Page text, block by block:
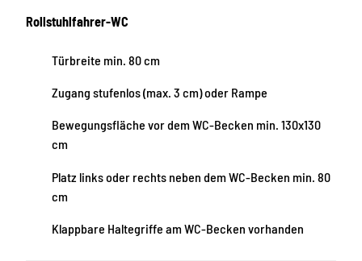
Rollstuhlfahrer-WC
Türbreite min. 80 cm
Zugang stufenlos (max. 3 cm) oder Rampe
Bewegungsfläche vor dem WC-Becken min. 130x130
cm
Platz links oder rechts neben dem WC-Becken min. 80
cm
Klappbare Haltegriffe am WC-Becken vorhanden